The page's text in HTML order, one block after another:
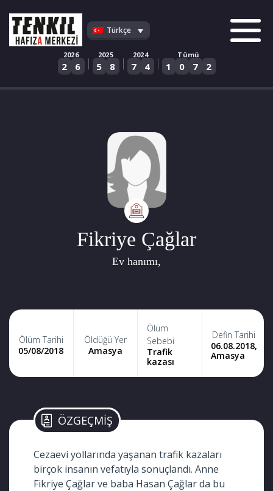
content
Türkçe
2026
2 6 |
2025
5 8 |
2024
7 4 |
Tümü
1 0 7 2
Fikriye Çağlar
Ev hanımı,
Ölüm Tarihi
05/08/2018
Öldüğü Yer
Amasya
Ölüm
Sebebi
Trafik
kazası
Defin Tarihi
06.08.2018,
Amasya
ÖZGEÇMİŞ
Cezaevi yollarında yaşanan trafik kazaları
birçok insanın vefatıyla sonuçlandı. Anne
Fikriye Çağlar ve baba Hasan Çağlar da bu